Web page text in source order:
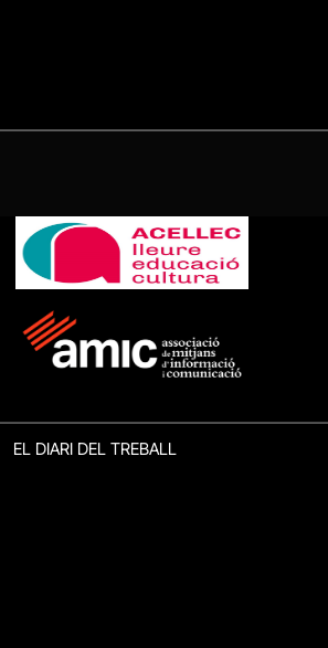
EL DIARI DEL TREBALL